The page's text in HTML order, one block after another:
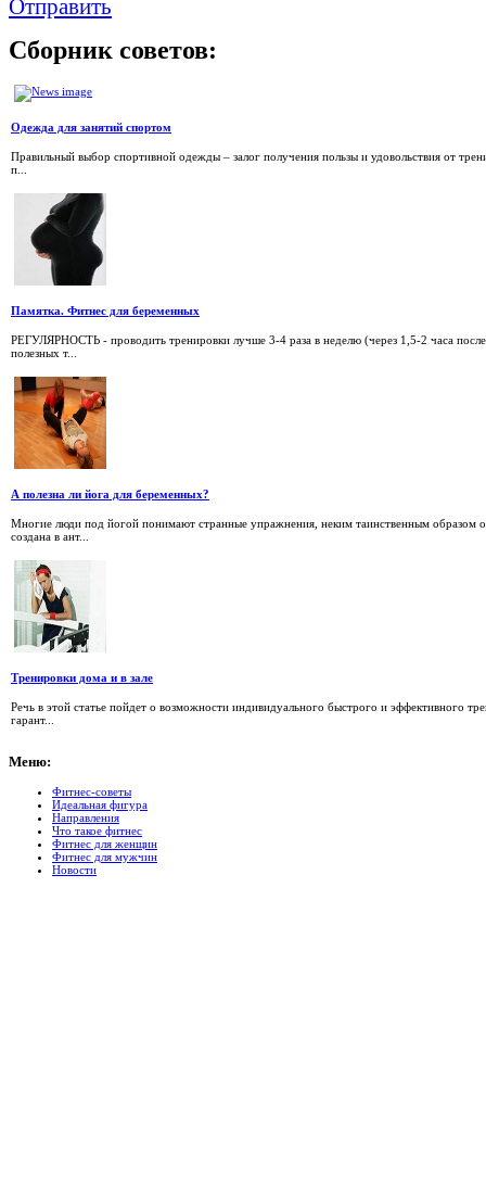
Отправить
Сборник советов:
Одежда для занятий спортом
Правильный выбор спортивной одежды – залог получения пользы и удовольствия от
п...
Памятка. Фитнес для беременных
РЕГУЛЯРНОСТЬ - проводить тренировки лучше 3-4 раза в неделю (через 1,5-2 часа
полезных т...
А полезна ли йога для беременных?
Многие люди под йогой понимают странные упражнения, неким таинственным
создана в ант...
Тренировки дома и в зале
Речь в этой статье пойдет о возможности индивидуального быстрого и эффективного
гарант...
Меню:
Фитнес-советы
Идеальная фигура
Направления
Что такое фитнес
Фитнес для женщин
Фитнес для мужчин
Новости